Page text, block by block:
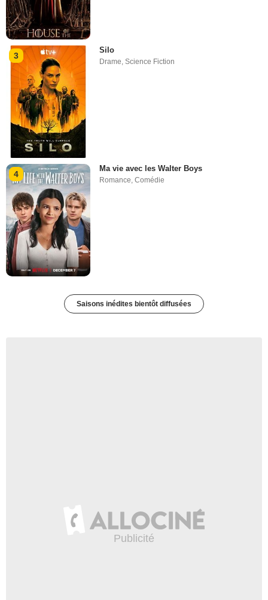
3
Silo
Drame ,Science Fiction
4
Ma vie avec les Walter Boys
Romance,Comédie
Saisons inédites bientôt diffusées